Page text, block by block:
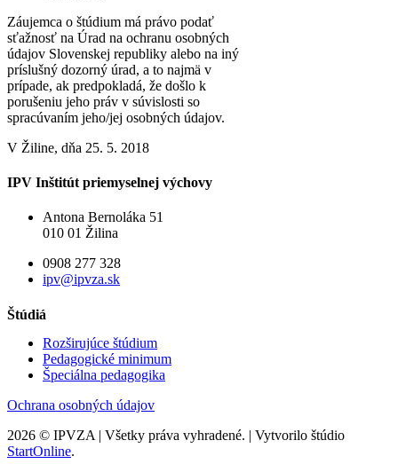
Záujemca o štúdium má právo podať
sťažnosť na Úrad na ochranu osobných
údajov Slovenskej republiky alebo na iný
príslušný dozorný úrad, a to najmä v
prípade, ak predpokladá, že došlo k
porušeniu jeho práv v súvislosti so
spracúvaním jeho/jej osobných údajov.
V Žiline, dňa 25. 5. 2018
IPV Inštitút priemyselnej výchovy
Antona Bernoláka 51
010 01 Žilina
0908 277 328
ipv@ipvza.sk
Štúdiá
Rozširujúce štúdium
Pedagogické minimum
Špeciálna pedagogika
Ochrana osobných údajov
2026 © IPVZA | Všetky práva vyhradené. | Vytvorilo štúdio
StartOnline.